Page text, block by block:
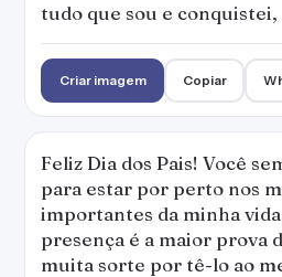
tudo que sou e
Criar imagem Copiar
Feliz Dia dos Pais! Você
para estar por perto nos
importantes da minha
presença é a maior prova
muita sorte por tê-lo ao